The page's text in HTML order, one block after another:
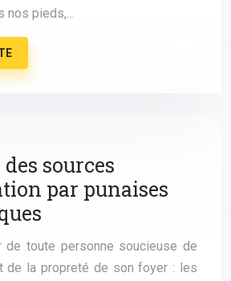
nos pieds,…
sources
par punaises
de toute personne soucieuse de
de la propreté de son foyer : les